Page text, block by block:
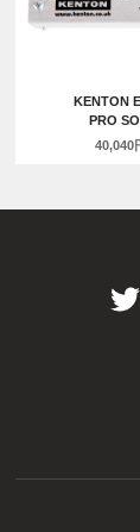
KENTON
PRO
40,040